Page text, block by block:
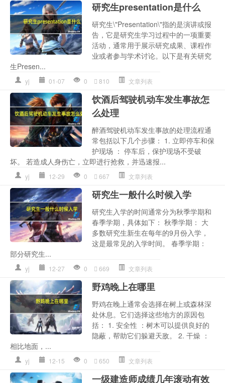
研究生presentation是什么
研究生\"Presentation\"指的是演讲或报
告，它是研究生学习过程中的一项重要
活动，通常用于展示研究成果、课程作
业或者参与学术讨论。以下是有关研究
生Presen...
yj 01-07 0 810 文章列表
饮酒后驾驶机动车发生事故怎
么处理
醉酒驾驶机动车发生事故的处理流程通
常包括以下几个步骤： 1. 立即停车和保
护现场 ： 停车后，保护现场不受破
坏。 若造成人身伤亡，立即进行抢救，并迅速报...
yj 12-29 0 667 文章列表
研究生一般什么时候入学
研究生入学的时间通常分为秋季学期和
春季学期，具体如下： 秋季学期： 大
多数研究生新生在每年的9月份入学，
这是最常见的入学时间。 春季学期：
部分研究生...
yj 12-27 0 669 文章列表
野鸡晚上在哪里
野鸡在晚上通常会选择在树上或森林深
处休息。它们选择这些地方的原因包
括： 1. 安全性 ：树木可以提供良好的
隐蔽，帮助它们躲避天敌。 2. 干燥 ：
相比地面，...
yj 12-15 0 650 文章列表
一级建造师成绩几年滚动有效